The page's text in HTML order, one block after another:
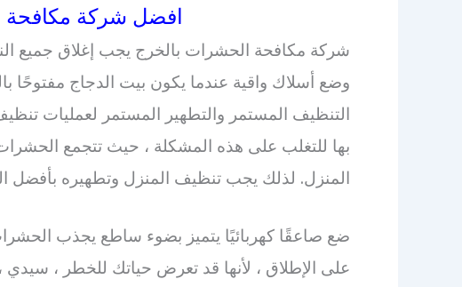
افضل شركة
شركة مكافحة الحشرات بالخرج يجب إغلاق جميع
وضع أسلاك واقية عندما يكون بيت الدجاج مفتوحًا
التنظيف المستمر والتطهير المستمر لعمليات
بها للتغلب على هذه المشكلة ، حيث تتجمع
المنزل. لذلك يجب تنظيف المنزل وتطهيره بأفضل
ضع صاعقًا كهربائيًا يتميز بضوء ساطع يجذب
على الإطلاق ، لأنها قد تعرض حياتك للخطر ،